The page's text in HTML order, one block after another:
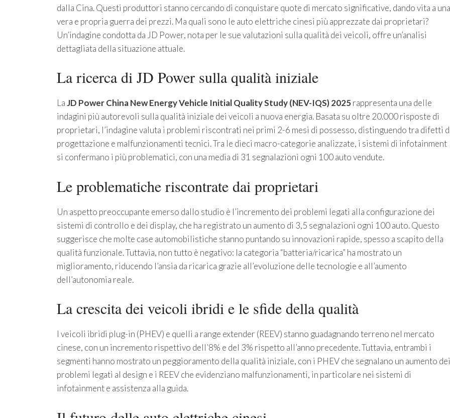
dalla Cina. Questi produttori stanno cercando di conquistare quote di mercato significative, dando vita a una
vera e propria guerra dei prezzi. Ma quali sono le auto elettriche cinesi più apprezzate dai proprietari?
Un’indagine condotta da JD Power, nota per le sue valutazioni sulla qualità dei veicoli, offre un’analisi
dettagliata della situazione attuale.
La ricerca di JD Power sulla qualità iniziale
LaJD Power China New Energy Vehicle Initial Quality Study (NEV-IQS) 2025rappresenta una delle
indagini più autorevoli sulla qualità iniziale dei veicoli a nuova energia. Basata su oltre 20.000 risposte di
proprietari, l’indagine valuta i problemi riscontrati nei primi 2-6 mesi di possesso, distinguendo tra difetti
progettazione e malfunzionamenti tecnici. Tra le dieci macro-categorie analizzate, i sistemi di infotainment
si confermano i più problematici, con una media di 31 segnalazioni ogni 100 auto vendute.
Le problematiche riscontrate dai proprietari
Un aspetto preoccupante emerso dallo studio è l’incremento dei problemi legati alla configurazione dei
sistemi di controllo e dei display, che ha registrato un aumento di 3,5 segnalazioni ogni 100 auto. Questo
suggerisce che molte case automobilistiche stanno puntando su innovazioni rapide, spesso a scapito della
qualità funzionale. Tuttavia, non tutto è negativo: la categoria “batteria/ricarica” ha mostrato un
miglioramento, riducendo l’ansia da ricarica grazie all’evoluzione delle tecnologie e all’aumento
dell’autonomia reale.
La crescita dei veicoli ibridi e le sfide della qualità
I veicoli ibridi plug-in (PHEV) e quelli a range extender (REEV) stanno guadagnando terreno nel mercato
cinese, con un incremento rispettivo dell’8% e del 3% rispetto all’anno precedente. Tuttavia, entrambi i
segmenti hanno mostrato un peggioramento della qualità iniziale, con i PHEV che segnalano un aumento dei
problemi legati al design e i REEV che evidenziano malfunzionamenti, in particolare nei sistemi di
infotainment e assistenza alla guida.